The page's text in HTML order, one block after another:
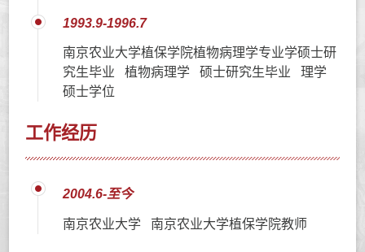
1993.9-1996.7
南京农业大学植保学院植物病理学专业学硕士研
究生毕业 植物病理学 硕士研究生毕业 理学
硕士学位
工作经历
2004.6-至今
南京农业大学 南京农业大学植保学院教师